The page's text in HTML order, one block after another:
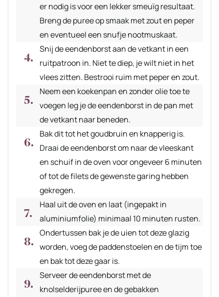
er nodig is voor een lekker smeuïg resultaat.
Breng de puree op smaak met zout en peper
en eventueel een snufje nootmuskaat.
Snij de eendenborst aan de vetkant in een
ruitpatroon in. Niet te diep, je wilt niet in het
vlees zitten. Bestrooi ruim met peper en zout.
Neem een koekenpan en zonder olie toe te
voegen leg je de eendenborst in de pan met
de vetkant naar beneden.
Bak dit tot het goudbruin en knapperig is.
Draai de eendenborst om naar de vleeskant
en schuif in de oven voor ongeveer 6 minuten
of tot de filets de gewenste garing hebben
gekregen.
Haal uit de oven en laat (ingepakt in
aluminiumfolie) minimaal 10 minuten rusten.
Ondertussen bak je de uien tot deze glazig
worden, voeg de paddenstoelen en de tijm toe
en bak tot deze gaar is.
Serveer de eendenborst met de
knolselderijpuree en de gebakken